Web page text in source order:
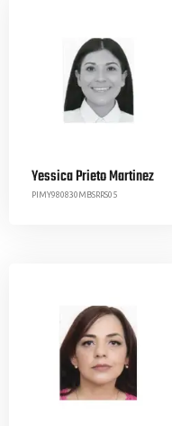
Yessica Prieto Martinez
PIMY980830MBSRRS05